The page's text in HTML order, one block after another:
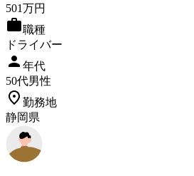
501万円
職種
ドライバー
年代
50代男性
勤務地
静岡県